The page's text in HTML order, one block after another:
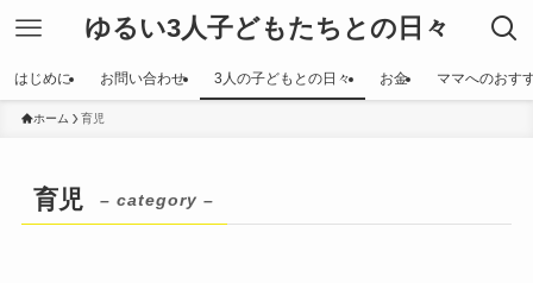
ゆるい3人子どもたちとの日々
はじめに お問い合わせ 3人の子どもとの日々 お金 ママへのおす
ホーム 育児
育児 – category –